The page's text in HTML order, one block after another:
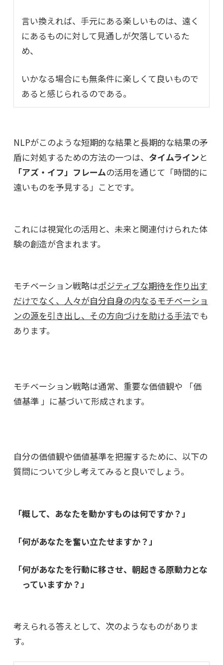
言い換えれば、手元にある楽しいものは、遠く
にあるものに対して見通しが欠落しているた
め、
いかなる場合にも無条件に楽しくて良いもので
あると感じられるのである。
NLPがこのような短期的な結果と長期的な結果の矛
盾に対処するための方法の一つは、 タイムラインと
「アズ・イフ」フレームの活用を通じて「時間的に
遠いものを予見する」ことです。
これには視覚化の活用と、未来と関連付けられた体
験の創造が含まれます。
モチベーション戦略はポジティブな期待を作り出す
だけでなく、人々が自分自身の内なるモチベーショ
ンの源を引き出し、その方向づけを助ける手法でも
あります。
モチベーション戦略は通常、重要な価値観や 「価
値基準 」に基づいて形成されます。
自分の価値観や価値基準を把握するために、以下の
質問について少し考えてみると良いでしょう。
「概して、あなたを動かすものは何ですか？」
「何があなたを奮い立たせますか？」
「何があなたを行動に移させ、朝起きる原動力とな
っていますか？」
考えられる答えとして、次のようなものがありま
す。